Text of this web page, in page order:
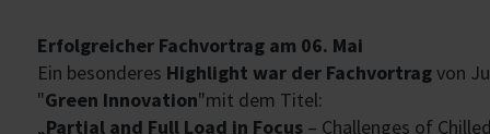
Erfolgreicher Fachvortrag am 06. Mai
Ein besonderes Highlight war der Fachvortragvon
"Green Innovation"mit dem Titel:
„Partial and Full Load in Focus – Challenges of